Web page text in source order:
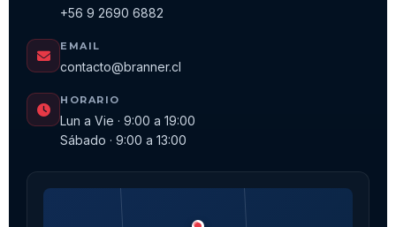
+56 9 2690 6882
EMAIL
contacto@branner.cl
HORARIO
Lun a Vie · 9:00 a 19:00
Sábado · 9:00 a 13:00